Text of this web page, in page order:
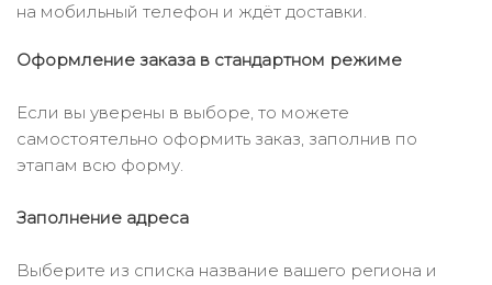
на мобильный телефон и ждёт доставки.
Оформление заказа в стандартном режиме
Если вы уверены в выборе, то можете
самостоятельно оформить заказ, заполнив по
этапам всю форму.
Заполнение адреса
Выберите из списка название вашего региона и